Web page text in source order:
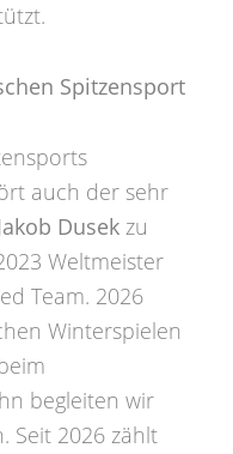
Spitzensport
auch der sehr
Dusek zu
Weltmeister
Team. 2026
Winterspielen
begleiten wir
Seit 2026 zählt